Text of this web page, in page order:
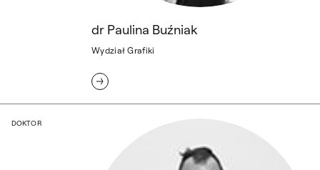
dr Paulina Buźniak
Wydział Grafiki
dr Michał Chojecki
DOKTOR